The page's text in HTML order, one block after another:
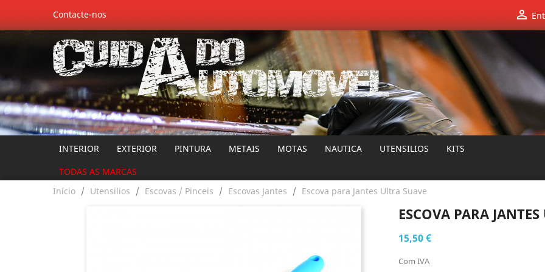
Contacte-nos 
INTERIOR EXTERIOR PINTURA METAIS MOTAS NAUTICA UTENSILIOS KITS
TODAS AS MARCAS
Início
Utensilios Escovas / Pinceis Escovas Jantes Escova para Jantes Ultra Suave
ESCOVA PARA
15,50 €
Com IVA